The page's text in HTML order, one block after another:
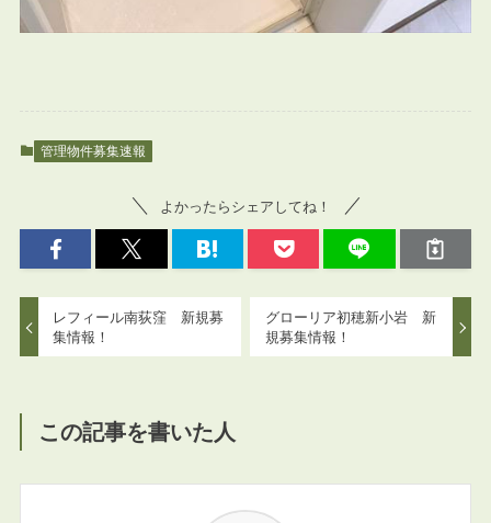
管理物件募集速報
よかったらシェアしてね！
レフィール南荻窪 新規募
集情報！
グローリア初穂新小岩 新
規募集情報！
この記事を書いた人